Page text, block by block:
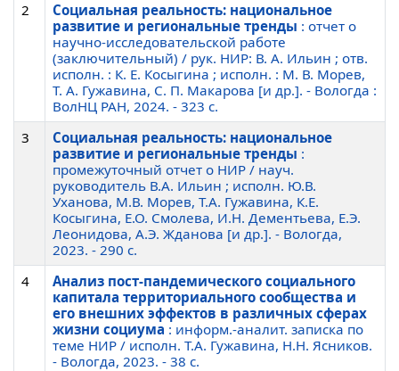
2
Социальная реальность: национальное
развитие и региональные тренды : отчет о
научно-исследовательской работе
(заключительный) / рук. НИР: В. А. Ильин ; отв.
исполн. : К. Е. Косыгина ; исполн. : М. В. Морев,
Т. А. Гужавина, С. П. Макарова [и др.]. - Вологда :
ВолНЦ РАН, 2024. - 323 c.
3
Социальная реальность: национальное
развитие и региональные тренды :
промежуточный отчет о НИР / науч.
руководитель В.А. Ильин ; исполн. Ю.В.
Уханова, М.В. Морев, Т.А. Гужавина, К.Е.
Косыгина, Е.О. Смолева, И.Н. Дементьева, Е.Э.
Леонидова, А.Э. Жданова [и др.]. - Вологда,
2023. - 290 c.
4
Анализ пост-пандемического социального
капитала территориального сообщества и
его внешних эффектов в различных сферах
жизни социума : информ.-аналит. записка по
теме НИР / исполн. Т.А. Гужавина, Н.Н. Ясников.
- Вологда, 2023. - 38 c.